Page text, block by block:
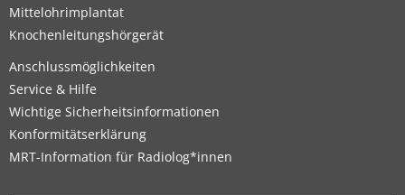
Mittelohrimplantat
Knochenleitungshörgerät
Anschlussmöglichkeiten
Service & Hilfe
Wichtige Sicherheitsinformationen
Konformitätserklärung
MRT-Information für Radiolog*innen